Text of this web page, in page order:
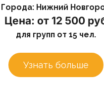
Города: Нижний
Цена: от 12 500
для групп от 15 чел.
Узнать больше